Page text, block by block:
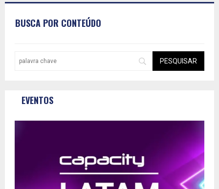
BUSCA POR CONTEÚDO
EVENTOS